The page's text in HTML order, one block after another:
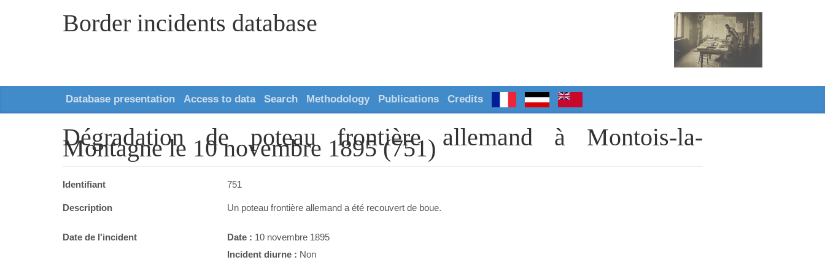
Border incidents database
Database presentation Access to data Search Methodology Publications Credits
Dégradation de poteau frontière allemand à Montois-la-
Montagne le 10 novembre 1895 (751)
Identifiant 751
Description Un poteau frontière allemand a été recouvert de boue.
Date de l'incident Date : 10 novembre 1895
Incident diurne : Non